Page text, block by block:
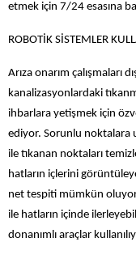
etmek için 7/24 esasına
ROBOTİK SİSTEMLER
Arıza onarım çalışmaları
kanalizasyonlardaki
ihbarlara yetişmek için
ediyor. Sorunlu noktalara
ile tıkanan noktaları
hatların içlerini
net tespiti mümkün
ile hatların içinde
donanımlı araçlar